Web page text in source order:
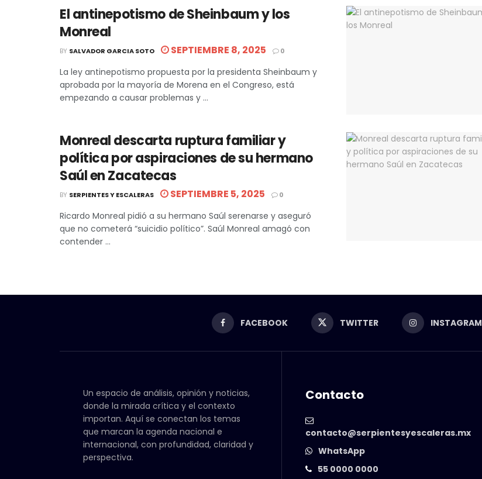
El antinepotismo de Sheinbaum y los
Monreal
BY SALVADOR GARCIA SOTO SEPTIEMBRE 8, 2025 0
La ley antinepotismo propuesta por la presidenta Sheinbaum y
aprobada por la mayoría de Morena en el Congreso, está
empezando a causar problemas y ...
Monreal descarta ruptura familiar y
política por aspiraciones de su hermano
Saúl en Zacatecas
BY SERPIENTES Y ESCALERAS SEPTIEMBRE 5, 2025 0
Ricardo Monreal pidió a su hermano Saúl serenarse y aseguró
que no cometerá “suicidio político”. Saúl Monreal amagó con
contender ...
FACEBOOK TWITTER INSTAGRAM
Un espacio de análisis, opinión y noticias,
donde la mirada crítica y el contexto
importan. Aquí se conectan los temas
que marcan la agenda nacional e
internacional, con profundidad, claridad y
perspectiva.
Contacto
contacto@serpientesyescaleras.mx
WhatsApp
55 0000 0000